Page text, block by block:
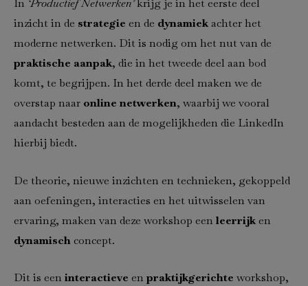
In ‘Productief Netwerken’krijg je in het eerste deel
inzicht in de strategie en de dynamiek achter het
moderne netwerken. Dit is nodig om het nut van de
praktische aanpak, die in het tweede deel aan bod
komt, te begrijpen. In het derde deel maken we de
overstap naar online netwerken, waarbij we vooral
aandacht besteden aan de mogelijkheden die LinkedIn
hierbij biedt.
De theorie, nieuwe inzichten en technieken, gekoppeld
aan oefeningen, interacties en het uitwisselen van
ervaring, maken van deze workshop een leerrijken
dynamischconcept.
Dit is een interactieve en praktijkgerichte workshop,